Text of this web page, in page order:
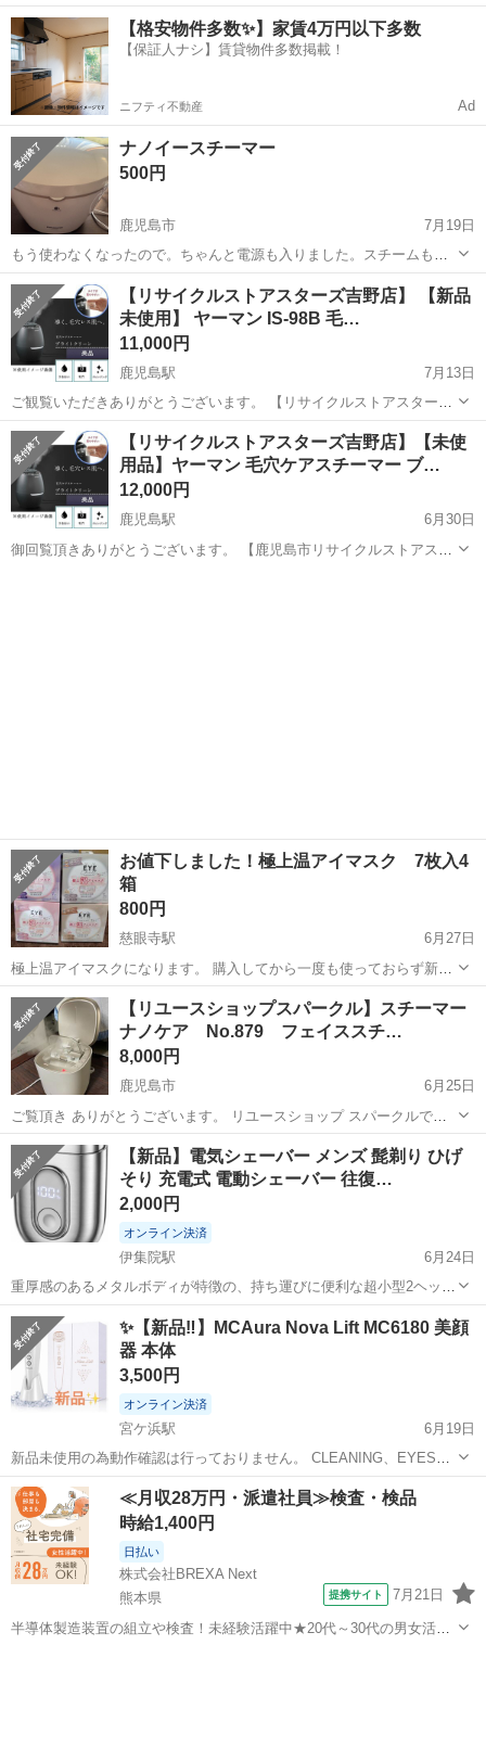
中★ワンルーム寮完備！赴任旅費会社負担！マイカー通勤OK！無料駐
車場あり！正社員登用あり！《熊本県菊池郡大津町》 人気の工場のお
仕事 ◇半導体製造装置の組立...
熊本 その他
【格安物件多数✨】家賃4万円以下多数
【保証人ナシ】賃貸物件多数掲載！
ニフティ不動産 Ad
ナノイースチーマー
500円
鹿児島市
7月19日
もう使わなくなったので。ちゃんと電源も入りました。スチームもき
ちんと出ることを確認しました。 使ってみたい方いませんか？
鹿児島 鹿児島市 美容家電
【リサイクルストアスターズ吉野店】 【新品
未使用】 ヤーマン IS-98B 毛…
11,000円
鹿児島駅
7月13日
ご観覧いただきありがとうございます。 【リサイクルストアスターズ
吉野店】 【新品未使用】 ヤーマン IS-98B 毛穴ケアスチーマー ブライ
トクリーン になります。 ★通電確認OK‼ ★動作確認時に、スチーム
を...
鹿児島 鹿児島市 鹿児島駅 美容家電 ヤーマン
【リサイクルストアスターズ吉野店】【未使
用品】ヤーマン 毛穴ケアスチーマー ブ…
12,000円
鹿児島駅
6月30日
御回覧頂きありがとうございます。 【鹿児島市リサイクルストアスタ
お値下しました！極上温アイマスク 7枚入4
箱
800円
慈眼寺駅
6月27日
極上温アイマスクになります。 購入してから一度も使っておらず新
品、未使用です。 7枚入×4箱 全部で28枚になります。 『香り』 ジャ
スミンムスクの香り ブロッサムウッドムスクの香り ホワイトムスクの
香り ラベンダーの香り...
鹿児島 鹿児島市 美容家電 ホワイトムスク
【リユースショップスパークル】スチーマー
ナノケア No.879 フェイススチ…
8,000円
鹿児島市
6月25日
ご覧頂き ありがとうございます。 リユースショップ スパークルで
す。 スチーマー ナノケア フェイススチーマー EH-SA0B パナソ
ニック Panasonic 2021年製 入荷しました!! 商品説...
鹿児島 鹿児島市 美容家電
【新品】電気シェーバー メンズ 髭剃り ひげ
そり 充電式 電動シェーバー 往復…
2,000円
オンライン決済
伊集院駅
6月24日
重厚感のあるメタルボディが特徴の、持ち運びに便利な超小型2ヘッド
回転式電動メンズシェーバーです。 ポケットに収まるコンパクトサイ
ズながら、強力な高速モーターを内蔵しており、毎日の髭剃りを快適
にサポート。肌に優しい構造で敏感肌...
鹿児島 伊集院駅
✨【新品‼️】MCAura Nova Lift MC6180 美顔
器 本体
3,500円
オンライン決済
宮ケ浜駅
6月19日
新品未使用の為動作確認は行っておりません。 CLEANING、EYES、
RF、COOL、DAILY、WEEKLYの6つのモードを搭載し、強・中・弱の
3段階調整が可能な多機能フェイシャルケア美顔器です。 - ブランド:...
鹿児島 鹿屋市 宮ケ浜駅 美容家電
≪月収28万円・派遣社員≫検査・検品
時給1,400円
日払い
株式会社BREXA Next
熊本県
提携サイト 7月21日
半導体製造装置の組立や検査！未経験活躍中★20代～30代の男女活躍